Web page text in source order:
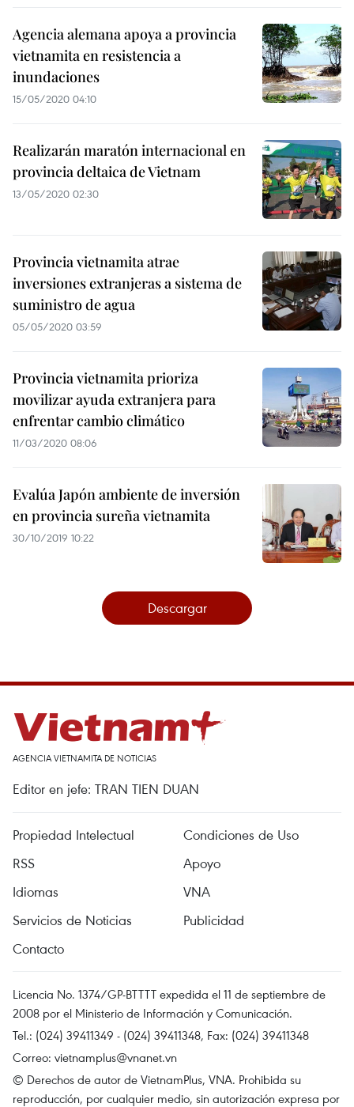
Agencia alemana apoya a provincia
vietnamita en resistencia a
inundaciones
15/05/2020 04:10
Realizarán maratón internacional en
provincia deltaica de Vietnam
13/05/2020 02:30
Provincia vietnamita atrae
inversiones extranjeras a sistema de
suministro de agua
05/05/2020 03:59
Provincia vietnamita prioriza
movilizar ayuda extranjera para
enfrentar cambio climático
11/03/2020 08:06
Evalúa Japón ambiente de inversión
en provincia sureña vietnamita
30/10/2019 10:22
Descargar
AGENCIA VIETNAMITA DE NOTICIAS
Editor en jefe: TRAN TIEN DUAN
Propiedad Intelectual
Condiciones de Uso
RSS
Apoyo
Idiomas
VNA
Servicios de Noticias
Publicidad
Contacto
Licencia No. 1374/GP-BTTTT expedida el 11 de septiembre de
2008 por el Ministerio de Información y Comunicación.
Tel.: (024) 39411349 - (024) 39411348, Fax: (024) 39411348
Correo: vietnamplus@vnanet.vn
© Derechos de autor de VietnamPlus, VNA. Prohibida su
reproducción, por cualquier medio, sin autorización expresa por